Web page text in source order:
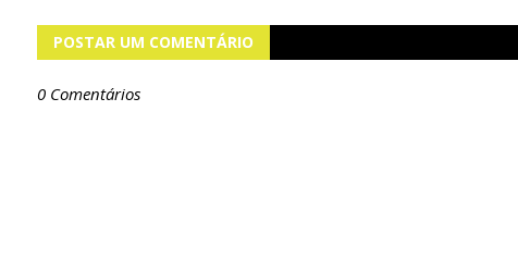
POSTAR UM COMENTÁRIO
0 Comentários